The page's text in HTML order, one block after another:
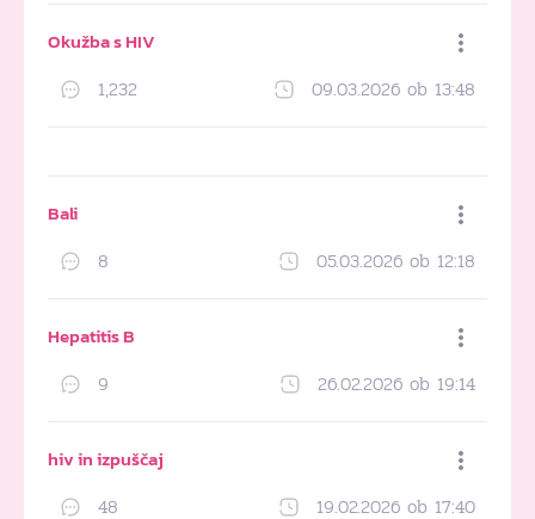
Okužba s HIV
1,232 09.03.2026 ob 13:48
Bali
8 05.03.2026 ob 12:18
Hepatitis B
9 26.02.2026 ob 19:14
hiv in izpuščaj
48 19.02.2026 ob 17:40